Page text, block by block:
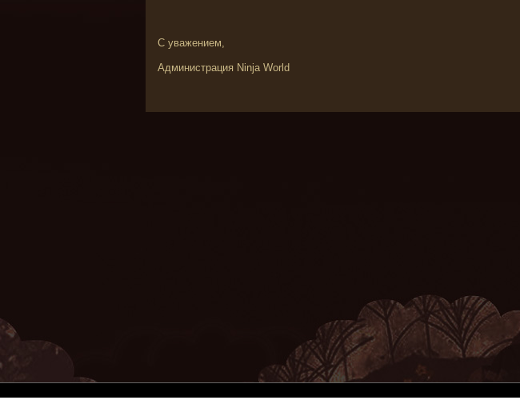
С уважением,
Администрация Ninja World